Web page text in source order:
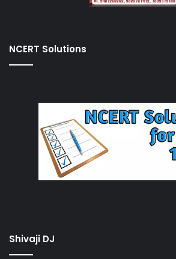
NCERT Solutions
Shivaji DJ